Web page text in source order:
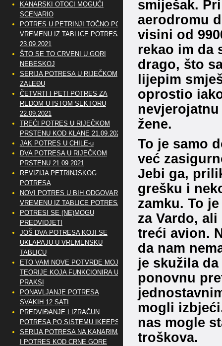
smiješak.
aerodromu
visini od
rekao im da
drago, što
lijepim
oprostio
žene.
To je samo
već
Jebi ga,
grešku i
zamku. To
za Vardo,
treći avion.
da nam
je skužila
ponovnu
mogli
nas mogle
troškova.
KANARSKI OTOCI MOGUĆI
SCENARIO
POTRES U PETRINJI TOČNO PO
VREMENU IZ TABLICE POTRESA
23.09.2021
ŠTO SE TO CRVENI U GORI
NEBESKOJ
SERIJA POTRESA U RIJEČKOM
ZALEĐU
ČETVRTI I PETI POTRES ZA
REDOM U ISTOM SEKTORU
22.09.2021
TREĆI POTRES U RIJEČKOM
PRSTENU KOD KLANE 21.09.2021
JAK POTRES U CHILE-u
DVA POTRESA U RIJEČKOM
PRSTENU 21.09.2021
REVIZIJA PETRINJSKOG
POTRESA
NOVI POTRES U BIH ODGOVARA
VREMENU IZ TABLICE POTRESA
POTRESI SE (NE)MOGU
PREDVIDJETI
JOŠ DVA POTRESA KOJI SE
UKLAPAJU U VREMENSKU
TABLICU
ETO VAM NOVE POTVRDE MOJE
TEORIJE KOJA FUNKCIONIRA U
PRAKSI
PONAVLJANJE POTRESA
SVAKIH 12 SATI
PREDVIĐANJE I IZRAČUN
POTRESA PO SISTEMU IKEEPS
SERIJA POTRESA NA KANARIMA
I POTRES KOD CRNE GORE